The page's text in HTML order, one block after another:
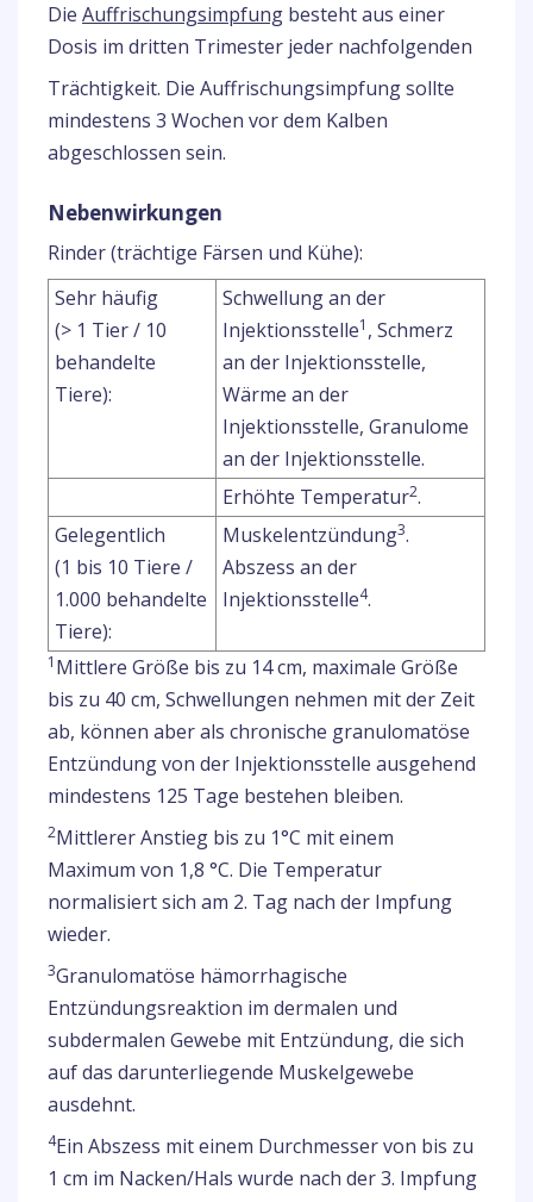
Die Auffrischungsimpfung besteht aus einer
Dosis im dritten Trimester jeder nachfolgenden
Trächtigkeit. Die Auffrischungsimpfung sollte
mindestens 3 Wochen vor dem Kalben
abgeschlossen sein.
Nebenwirkungen
Rinder (trächtige Färsen und Kühe):
Sehr häufig
(> 1 Tier / 10
behandelte
Tiere):
Schwellung an der
Injektionsstelle1 , Schmerz
an der Injektionsstelle,
Wärme an der
Injektionsstelle, Granulome
an der Injektionsstelle.
Erhöhte Temperatur2.
Gelegentlich
(1 bis 10 Tiere /
1.000 behandelte
Tiere):
Muskelentzündung3.
Abszess an der
Injektionsstelle4.
1 Mittlere Größe bis zu 14 cm, maximale Größe
bis zu 40 cm, Schwellungen nehmen mit der Zeit
ab, können aber als chronische granulomatöse
Entzündung von der Injektionsstelle ausgehend
mindestens 125 Tage bestehen bleiben.
2Mittlerer Anstieg bis zu 1°C mit einem
Maximum von 1,8 °C. Die Temperatur
normalisiert sich am 2. Tag nach der Impfung
wieder.
3Granulomatöse hämorrhagische
Entzündungsreaktion im dermalen und
subdermalen Gewebe mit Entzündung, die sich
auf das darunterliegende Muskelgewebe
ausdehnt.
4Ein Abszess mit einem Durchmesser von bis zu
1 cm im Nacken/Hals wurde nach der 3. Impfung